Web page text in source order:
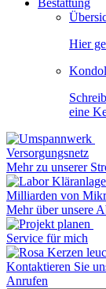
Bestattung
Hier
eine
Versorgungsnetz
Mehr zu unserer
Milliarden von
Mehr über unsere
Service für mich
Kontaktieren Sie
Anrufen